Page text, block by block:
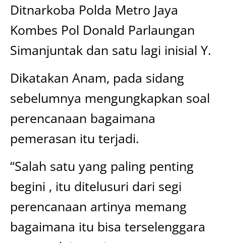
Ditnarkoba Polda Metro Jaya
Kombes Pol Donald Parlaungan
Simanjuntak dan satu lagi inisial Y.
Dikatakan Anam, pada sidang
sebelumnya mengungkapkan soal
perencanaan bagaimana
pemerasan itu terjadi.
“Salah satu yang paling penting
begini , itu ditelusuri dari segi
perencanaan artinya memang
bagaimana itu bisa terselenggara